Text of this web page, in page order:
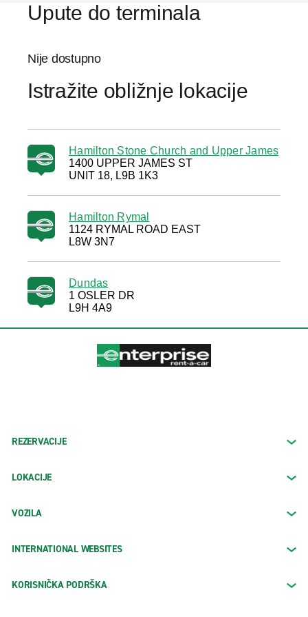
Upute do terminala
Nije dostupno
Istražite obližnje lokacije
Hamilton Stone Church and Upper James
1400 UPPER JAMES ST
UNIT 18, L9B 1K3
Hamilton Rymal
1124 RYMAL ROAD EAST
L8W 3N7
Dundas
1 OSLER DR
L9H 4A9
REZERVACIJE
LOKACIJE
VOZILA
INTERNATIONAL WEBSITES
KORISNIČKA PODRŠKA